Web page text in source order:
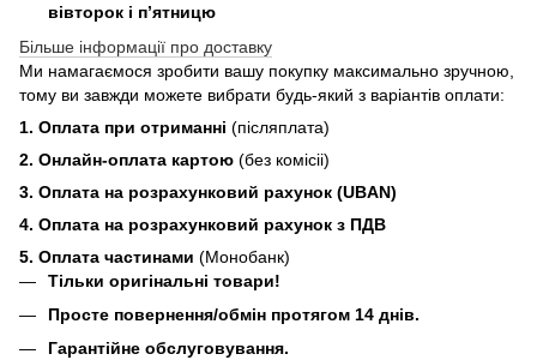
вівторок і п’ятницю
Більше інформації про доставку
Ми намагаємося зробити вашу покупку максимально зручною,
тому ви завжди можете вибрати будь-який з варіантів оплати:
1. Оплата при отриманні (післяплата)
2. Онлайн-оплата картою (без комісіі)
3. Оплата на розрахунковий рахунок (UBAN)
4. Оплата на розрахунковий рахунок з ПДВ
5. Оплата частинами (Монобанк)
Тільки оригінальні товари!
Просте повернення/обмін протягом 14 днів.
Гарантійне обслуговування.